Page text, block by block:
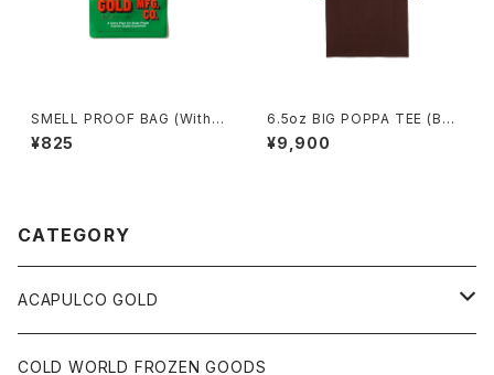
SMELL PROOF BAG (With P
ake®)
¥825
6.5oz BIG POPPA TEE (BR
OWN)
¥9,900
CATEGORY
ACAPULCO GOLD
S/S TEE
COLD WORLD FROZEN GOODS